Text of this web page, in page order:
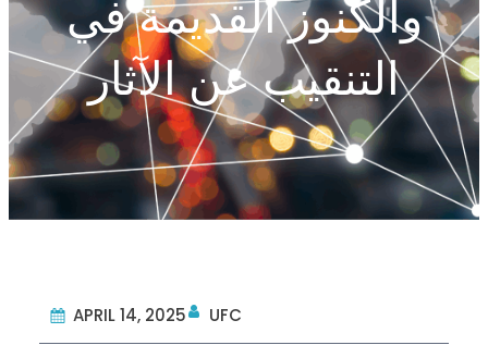
والكنوز القديمة في
التنقيب عن الآثار
APRIL 14, 2025 UFC